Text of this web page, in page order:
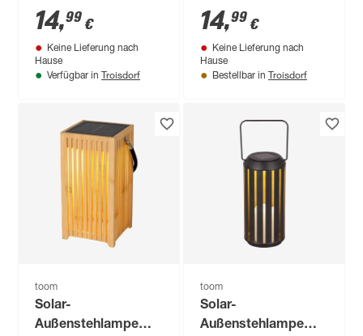
warmweiß IP 44 Ø
14,7 x 24,5 cm
14,99 €
Keine Lieferung nach
Hause
Verfügbar in Troisdorf
warmweiß IP 44 10,3
x 18 x 10,3 cm
14,99 €
Keine Lieferung nach
Hause
Bestellbar in Troisdorf
toom
Solar-
Außenstehlampe
toom
Solar-
Außenstehlampe